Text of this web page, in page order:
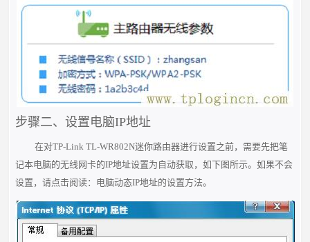
步骤二、设置电脑IP地址
在对TP-Link TL-WR802N迷你路由器进行设置之前，需要先把笔
记本电脑的无线网卡的IP地址设置为自动获取，如下图所示。如果不会
设置，请点击阅读：电脑动态IP地址的设置方法。